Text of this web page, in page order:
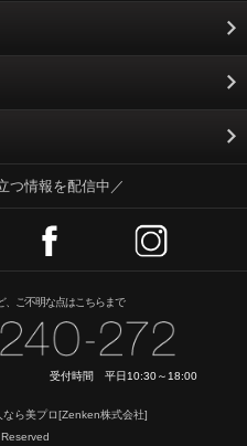
つ情報を配信中／
、ご不明な点はこちらまで
受付時間 平日10:30～18:00
ら美プロ[Zenken株式会社]